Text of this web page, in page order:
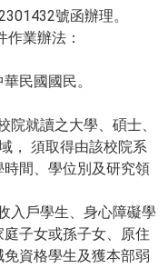
號函辦理。
業辦法：
國國民。
讀之大學、碩士、
， 須取得由該校院系
間、學位別及研究領
學生、身心障礙學
子女或孫子女、原住
資格學生及獲本部弱